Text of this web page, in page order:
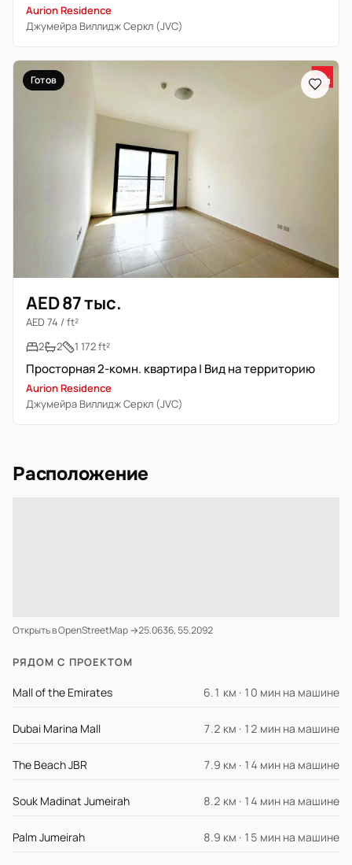
Aurion Residence
Джумейра Виллидж Серкл (JVC)
Готов
AED 87 тыс.
AED 74 / ft²
2
2 1 172 ft²
Просторная 2-комн. квартира | Вид на территорию
Aurion Residence
Джумейра Виллидж Серкл (JVC)
Расположение
Открыть в OpenStreetMap →25.0636, 55.2092
РЯДОМ С ПРОЕКТОМ
Mall of the Emirates 6.1 км · 10 мин на машине
Dubai Marina Mall 7.2 км · 12 мин на машине
The Beach JBR 7.9 км · 14 мин на машине
Souk Madinat Jumeirah 8.2 км · 14 мин на машине
Palm Jumeirah 8.9 км · 15 мин на машине